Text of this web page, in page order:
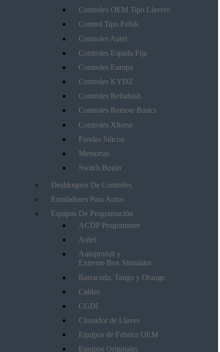
Controles OEM Tipo Llavero
Control Tipo Fobik
Controles Autel
Controles Espada Fija
Controles Europa
Controles KYDZ
Controles Refurbish
Controles Remote Basics
Controles Xhorse
Fundas Silicon
Memorias
Switch Botón
Desbloqueo De Controles
Emuladores Para Autos
Equipos De Programación
ACDP Programmer
Autel
Autoprofull y
Extreme Box Simulator
Barracuda, Tango y Orange
Cables
CGDI
Clonador de Llaves
Equipos de Fabrica OEM
Equipos Originales